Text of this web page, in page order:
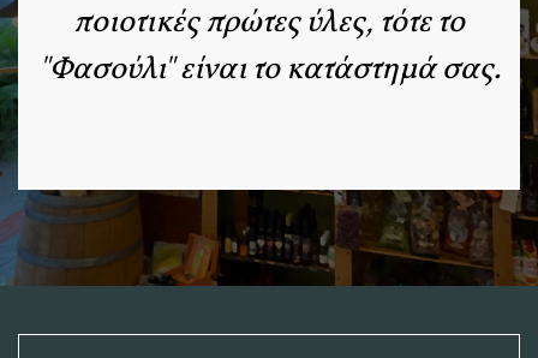
ποιοτικές πρώτες ύλες, τότε το
"Φασούλι" είναι το κατάστημά σας.